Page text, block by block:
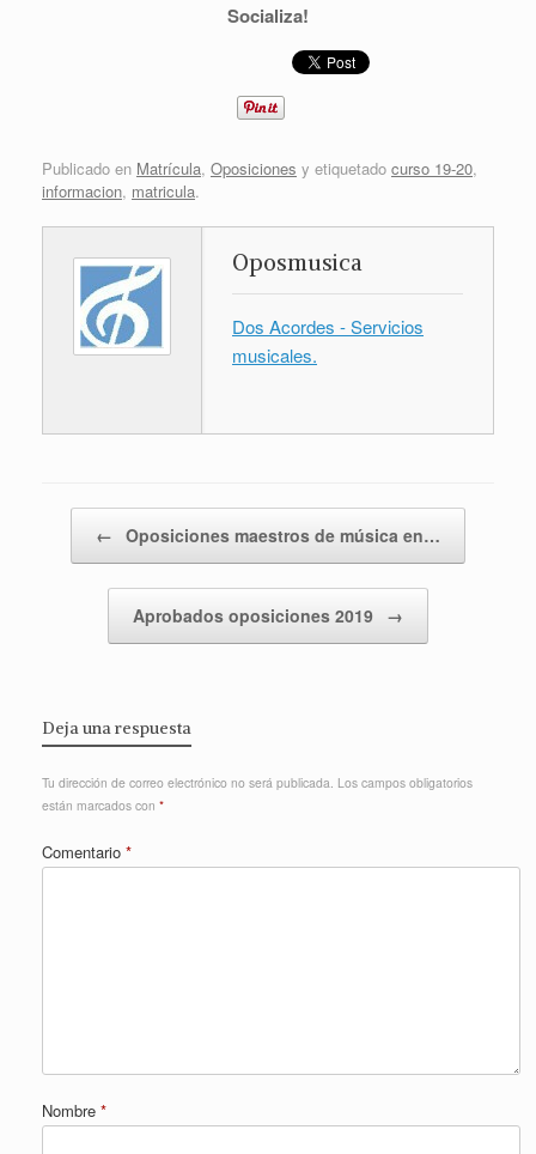
Socializa!
Publicado en Matrícula, Oposiciones y etiquetado curso 19-20,
informacion, matricula.
Oposmusica
Dos Acordes - Servicios
musicales.
← Oposiciones maestros de música en…
Aprobados oposiciones 2019 →
Deja una respuesta
Tu dirección de correo electrónico no será publicada. Los campos obligatorios
están marcados con *
Comentario *
Nombre *